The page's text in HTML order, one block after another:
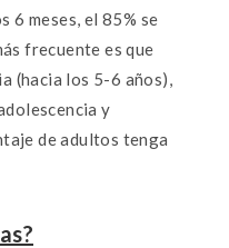
6 meses, el 85% se
frecuente es que
(hacia los 5-6 años),
y
de adultos tenga